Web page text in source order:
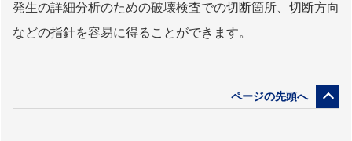
発生の詳細分析のための破壊検査での切断箇所、切断方向
などの指針を容易に得ることができます。